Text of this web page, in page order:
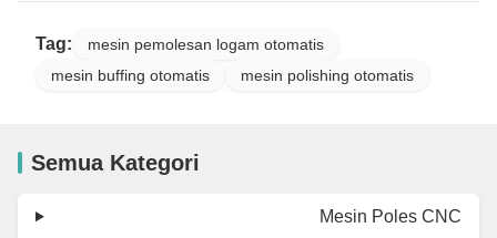
Tag:
mesin pemolesan logam otomatis
mesin buffing otomatis
mesin polishing otomatis
Semua Kategori
Mesin Poles CNC